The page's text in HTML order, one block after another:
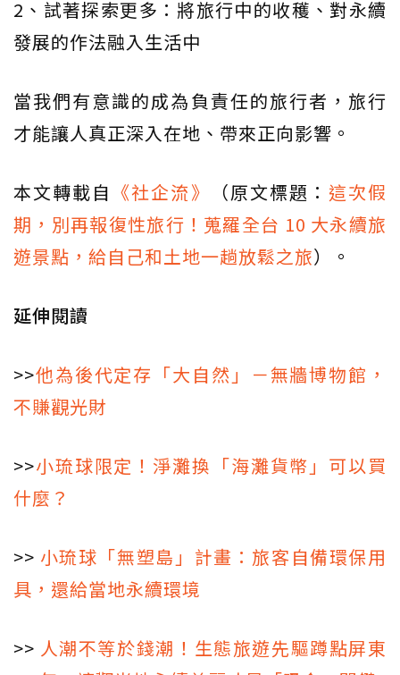
2、試著探索更多：將旅行中的收穫、對永續
發展的作法融入生活中
當我們有意識的成為負責任的旅行者，旅行
才能讓人真正深入在地、帶來正向影響。
本文轉載自 《社企流》 （原文標題： 這次假
期，別再報復性旅行！蒐羅全台 10 大永續旅
遊景點，給自己和土地一趟放鬆之旅）。
延伸閱讀
>>他為後代定存「大自然」－無牆博物館，
不賺觀光財
>>小琉球限定！淨灘換「海灘貨幣」可以買
什麼？
>> 小琉球「無塑島」計畫：旅客自備環保用
具，還給當地永續環境
>> 人潮不等於錢潮！生態旅遊先驅蹲點屏東